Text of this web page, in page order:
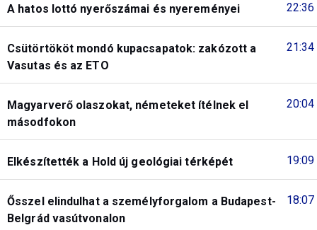
22:36
A hatos lottó nyerőszámai és nyereményei
21:34
Csütörtököt mondó kupacsapatok: zakózott a
Vasutas és az ETO
20:04
Magyarverő olaszokat, németeket ítélnek el
másodfokon
19:09
Elkészítették a Hold új geológiai térképét
18:07
Ősszel elindulhat a személyforgalom a Budapest-
Belgrád vasútvonalon